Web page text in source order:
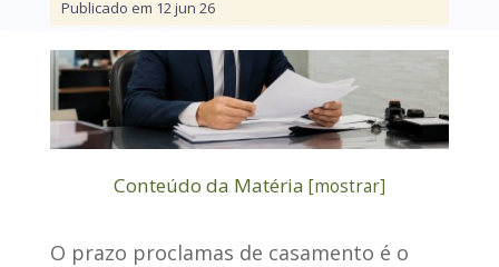
Publicado em 12 jun 26
Conteúdo da Matéria [mostrar]
O prazo proclamas de casamento é o